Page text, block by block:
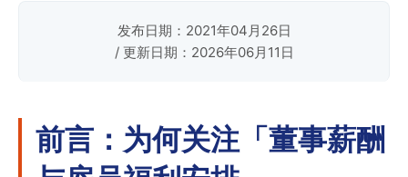
发布日期：2021年04月26日
/ 更新日期：2026年06月11日
前言：为何关注「董事薪酬